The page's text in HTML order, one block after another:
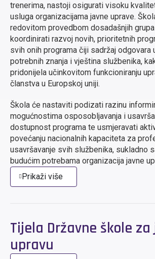
trenerima, nastoji osigurati visoku
usluga organizacijama javne uprave.
redovitom provedbom dosadašnjih
koordinirati razvoj novih, prioritetnih
svih onih programa čiji sadržaj odgovara
potrebnih znanja i vještina službenika,
pridonijela učinkovitom funkcioniranju
članstva u Europskoj uniji.
Škola će nastaviti podizati razinu
mogućnostima osposobljavanja i
dostupnost programa te usmjeravati
povećanju nacionalnih kapaciteta za
usavršavanje svih službenika, sukladno
budućim potrebama organizacija javne
Prikaži više
Tijela Državne škole za
upravu